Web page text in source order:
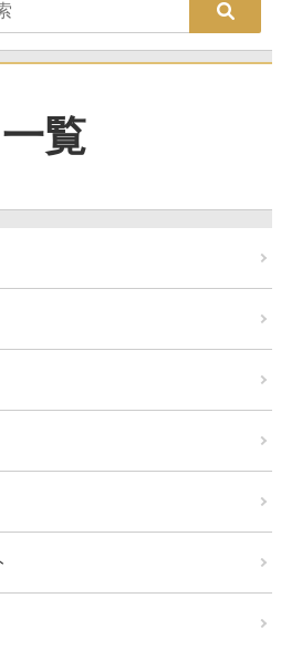
覧